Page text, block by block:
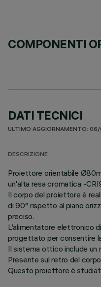
COMPONENTI
DATI TECNICI
ULTIMO AGGIORNAMENTO:
DESCRIZIONE
Proiettore orientabile
un'alta resa cromatica -
Il corpo del proiettore è
di 90° rispetto al piano
preciso.
L'alimentatore elettronico
progettato per consentire
Il sistema ottico include un
Presente sul retro del
Questo proiettore è